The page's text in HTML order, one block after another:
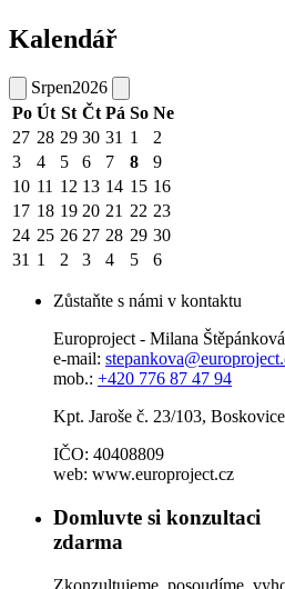
Kalendář
Srpen2026
Po Út St Čt Pá So Ne
27 28 29 30 31 1
2
3
4 5 6 7 8
9
10 11 12 13 14 15 16
17 18 19 20 21 22 23
24 25 26 27 28 29 30
31 1 2 3 4 5 6
Zůstaňte s námi v kontaktu
Europroject - Milana Štěpánková
e-mail:
mob.: +420 776 87 47 94
Kpt. Jaroše č. 23/103,
IČO: 40408809
web: www.europroject.cz
Domluvte si konzultaci
zdarma
Zkonzultujeme, posoudíme,